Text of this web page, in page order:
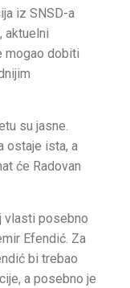
iz SNSD-a
aktuelni
mogao dobiti
su jasne.
ostaje ista, a
će Radovan
vlasti posebno
Efendić. Za
bi trebao
a posebno je